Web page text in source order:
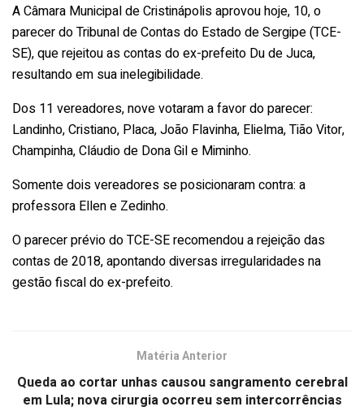
A Câmara Municipal de Cristinápolis aprovou hoje, 10, o
parecer do Tribunal de Contas do Estado de Sergipe (TCE-
SE), que rejeitou as contas do ex-prefeito Du de Juca,
resultando em sua inelegibilidade.
Dos 11 vereadores, nove votaram a favor do parecer:
Landinho, Cristiano, Placa, João Flavinha, Elielma, Tião Vitor,
Champinha, Cláudio de Dona Gil e Miminho.
Somente dois vereadores se posicionaram contra: a
professora Ellen e Zedinho.
O parecer prévio do TCE-SE recomendou a rejeição das
contas de 2018, apontando diversas irregularidades na
gestão fiscal do ex-prefeito.
Matéria Anterior
Queda ao cortar unhas causou sangramento cerebral
em Lula; nova cirurgia ocorreu sem intercorrências